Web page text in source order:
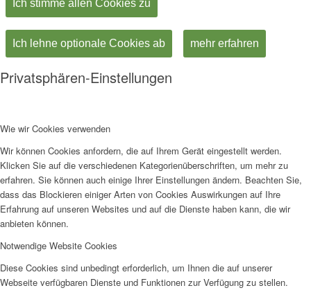
Ich stimme allen Cookies zu
Ich lehne optionale Cookies ab mehr erfahren
Privatsphären-Einstellungen
Wie wir Cookies verwenden
Wir können Cookies anfordern, die auf Ihrem Gerät eingestellt werden.
Klicken Sie auf die verschiedenen Kategorienüberschriften, um mehr zu
erfahren. Sie können auch einige Ihrer Einstellungen ändern. Beachten Sie,
dass das Blockieren einiger Arten von Cookies Auswirkungen auf Ihre
Erfahrung auf unseren Websites und auf die Dienste haben kann, die wir
anbieten können.
Notwendige Website Cookies
Diese Cookies sind unbedingt erforderlich, um Ihnen die auf unserer
Webseite verfügbaren Dienste und Funktionen zur Verfügung zu stellen.